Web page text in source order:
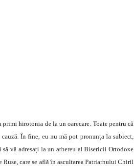
primi hirotonia de la un oarecare. Toate pentru că
În fine, eu nu mă pot pronunța la subiect,
vă adresați la un arhereu al Bisericii Ortodoxe
care se află în ascultarea Patriarhului Chiril